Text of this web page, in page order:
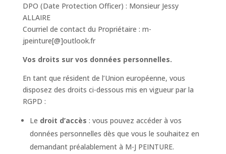
DPO (Date Protection Officer) : Monsieur Jessy
ALLAIRE
Courriel de contact du Propriétaire : m-
jpeinture[@]outlook.fr
Vos droits sur vos données personnelles.
En tant que résident de l’Union européenne, vous
disposez des droits ci-dessous mis en vigueur par la
RGPD :
Le droit d’accès : vous pouvez accéder à vos
données personnelles dès que vous le souhaitez en
demandant préalablement à M-J PEINTURE.